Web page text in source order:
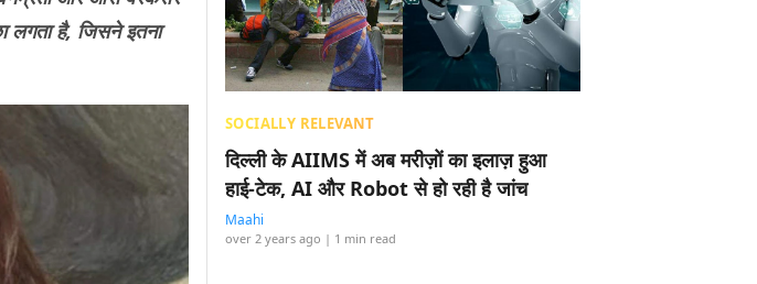
लगता है, जिसने इतना
SOCIALLY RELEVANT
दिल्ली के AIIMS में अब मरीज़ों का इलाज़ हुआ
हाई-टेक, AI और Robot से हो रही है जांच
Maahi
over 2 years ago | 1 min read